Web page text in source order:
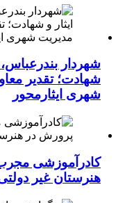
شهردار بندرعباس،
شهادت؛ تقدیر
شهری ایثارمحور
کادرآموزشی
هنرستان غیر